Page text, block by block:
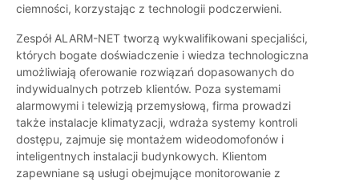
ciemności, korzystając z technologii podczerwieni.
Zespół ALARM-NET tworzą wykwalifikowani specjaliści,
których bogate doświadczenie i wiedza technologiczna
umożliwiają oferowanie rozwiązań dopasowanych do
indywidualnych potrzeb klientów. Poza systemami
alarmowymi i telewizją przemysłową, firma prowadzi
także instalacje klimatyzacji, wdraża systemy kontroli
dostępu, zajmuje się montażem wideodomofonów i
inteligentnych instalacji budynkowych. Klientom
zapewniane są usługi obejmujące monitorowanie z